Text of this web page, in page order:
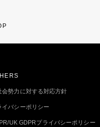
会勢力に対する対応方針
イバシーポリシー
UK GDPRプライバシーポリシー